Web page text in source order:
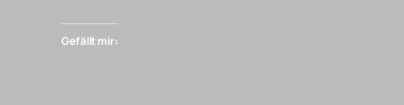
Gefällt mir: